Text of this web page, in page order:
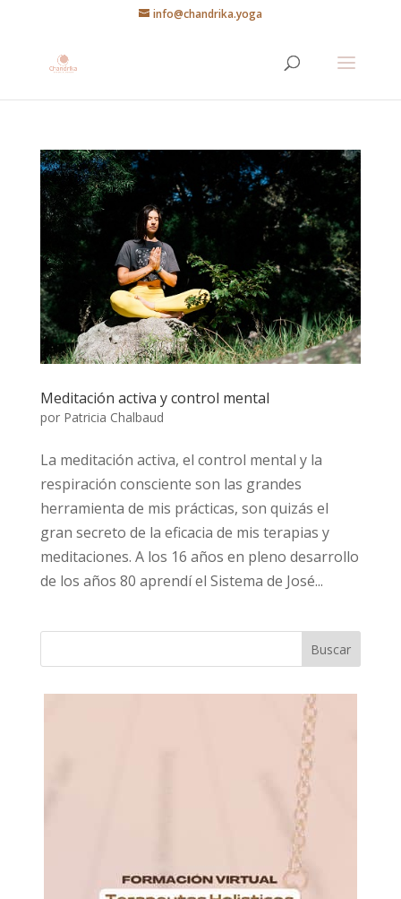
info@chandrika.yoga
Meditación activa y control mental
por Patricia Chalbaud
La meditación activa, el control mental y la
respiración consciente son las grandes
herramienta de mis prácticas, son quizás el
gran secreto de la eficacia de mis terapias y
meditaciones. A los 16 años en pleno desarrollo
de los años 80 aprendí el Sistema de José...